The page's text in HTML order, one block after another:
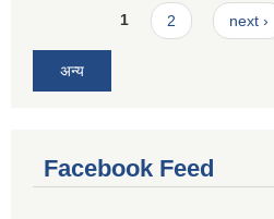
Pages1 2 next ›
अन्य
Facebook Feed